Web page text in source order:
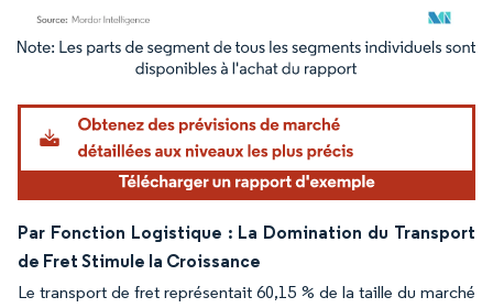
Image © Mordor Intelligence. La réutilisation nécessite une attribution sous CC BY
Par Fonction Logistique : La Domination du Transport
de Fret Stimule la Croissance
Le transport de fret représentait 60,15 % de la taille du marché